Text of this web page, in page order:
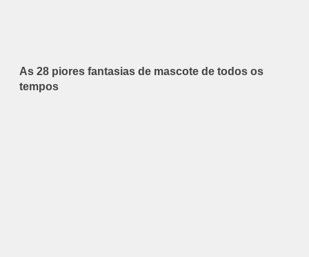
As 28 piores fantasias de mascote de todos os
tempos